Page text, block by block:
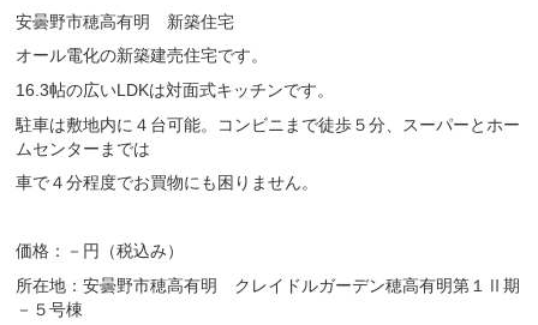
安曇野市穂高有明 新築住宅
オール電化の新築建売住宅です。
16.3帖の広いLDKは対面式キッチンです。
駐車は敷地内に４台可能。コンビニまで徒歩５分、スーパーとホー
ムセンターまでは
車で４分程度でお買物にも困りません。
価格：－円（税込み）
所在地：安曇野市穂高有明 クレイドルガーデン穂高有明第１Ⅱ期
－５号棟